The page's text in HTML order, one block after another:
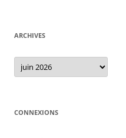
ARCHIVES
Archives
CONNEXIONS